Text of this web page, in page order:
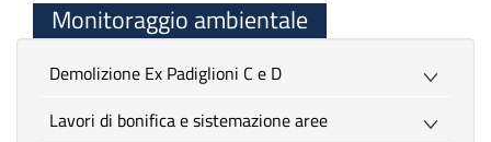
Monitoraggio ambientale
Demolizione Ex Padiglioni C e D
Lavori di bonifica e sistemazione aree